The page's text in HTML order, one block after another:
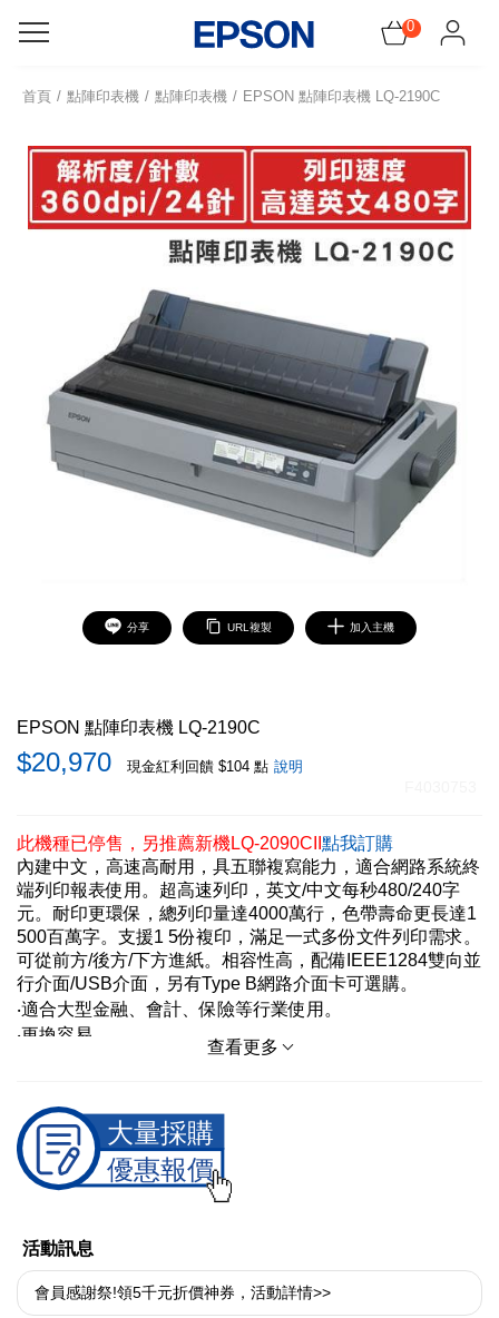
0
感謝祭!領5千元折價神券
機器找耗材
所有產品
網紅開箱
首頁 點陣印表機 點陣印表機 EPSON 點陣印表機 LQ-2190C
分享 URL複製 加入主機
EPSON 點陣印表機 LQ-2190C
20,970 現金紅利回饋 $104 點 說明
此機種已停售，另推薦新機LQ-2090CII 點我訂購
內建中文，高速高耐用，具五聯複寫能力，適合網路系統終
端列印報表使用。超高速列印，英文/中文每秒480/240字
元。耐印更環保，總列印量達4000萬行，色帶壽命更長達1
500百萬字。支援1 5份複印，滿足一式多份文件列印需求。
可從前方/後方/下方進紙。相容性高，配備IEEE1284雙向並
行介面/USB介面，另有Type B網路介面卡可選購。
‧適合大型金融、會計、保險等行業使用。
‧更換容易
‧低成本超耐用
查看更多
活動訊息
會員感謝祭!領5千元折價神券，活動詳情>>